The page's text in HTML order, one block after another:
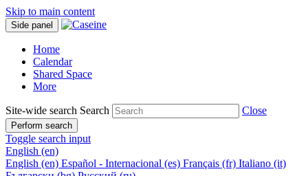
Skip to main content
Side panel
Home
Calendar
Shared Space
More
Site-wide search Search Close
Perform search
Toggle search input
English ‎(en)‎
English ‎(en)‎ Español - Internacional ‎(es)‎ Français ‎(fr)‎ Italiano ‎(it)‎